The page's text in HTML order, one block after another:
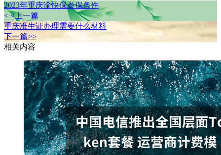
2023年重庆渝快保参保条件
< <上一篇
重庆准生证办理需要什么材料
下一篇>>
相关内容